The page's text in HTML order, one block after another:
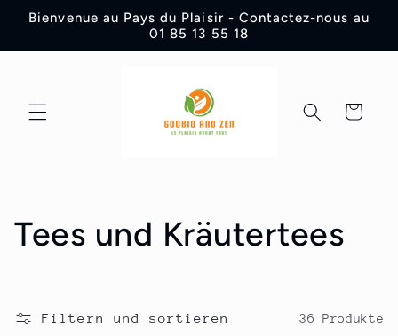
zum
Bienvenue au Pays du Plaisir - Contactez-nous au
01 85 13 55 18
Warenkorb
K
t
Tees und Kräutertees
Filtern und sortieren 36 Produkte